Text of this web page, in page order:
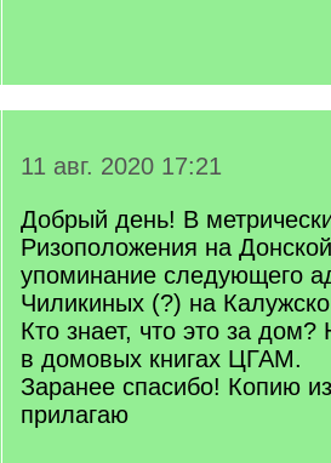
11 авг. 2020 17:21
Добрый день! В
Ризоположения на
упоминание следующего
Чиликиных (?) на
Кто знает, что это за дом?
в домовых книгах ЦГАМ.
Заранее спасибо! Копию
прилагаю